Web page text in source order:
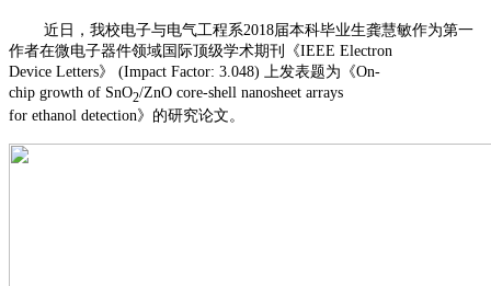
近日，我校电子与电气工程系2018届本科毕业生龚慧敏作为第一
作者在微电子器件领域国际顶级学术期刊《IEEE Electron
Device Letters》 (Impact Factor: 3.048) 上发表题为《On-
chip growth of SnO2/ZnO core-shell nanosheet arrays
for ethanol detection》的研究论文。